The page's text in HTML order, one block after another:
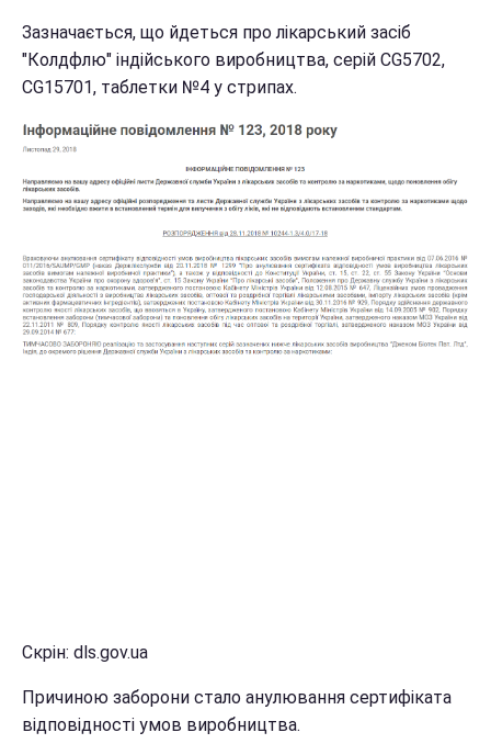
Зазначається, що йдеться про лікарський засіб
"Колдфлю" індійського виробництва, серій CG5702,
CG15701, таблетки №4 у стрипах.
Скрін: dls.gov.ua
Причиною заборони стало анулювання сертифіката
відповідності умов виробництва.